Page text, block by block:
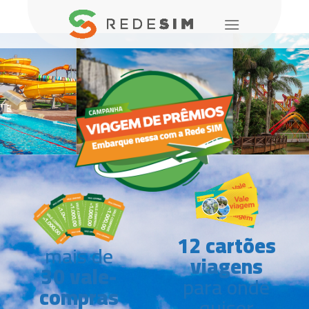
mais de
30 vale-
compras
12 cartões
viagens
para onde